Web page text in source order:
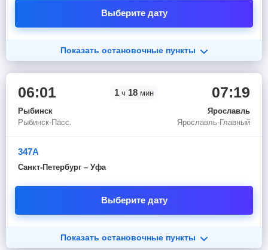
Выберите дату
Показать остановочные пункты
06:01
Рыбинск
Рыбинск-Пасс.
1 ч 18 мин 07:19
Ярославль
Ярославль-Главный
347А
Санкт-Петербург – Уфа
Выберите дату
Показать остановочные пункты